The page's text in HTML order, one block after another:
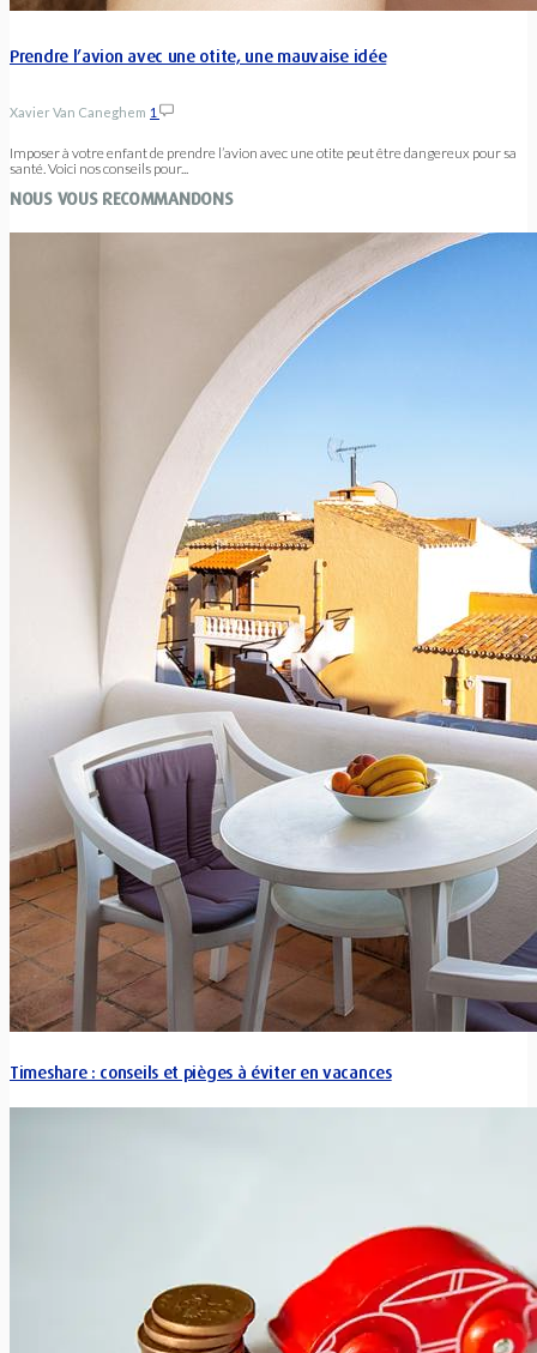
Prendre l’avion avec une otite, une mauvaise idée
Xavier Van Caneghem 1
Imposer à votre enfant de prendre l’avion avec une otite peut être dangereux pour sa
santé. Voici nos conseils pour...
NOUS VOUS RECOMMANDONS
Timeshare : conseils et pièges à éviter en vacances